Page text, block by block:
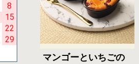
8
15
22
29
マンゴーといちごの